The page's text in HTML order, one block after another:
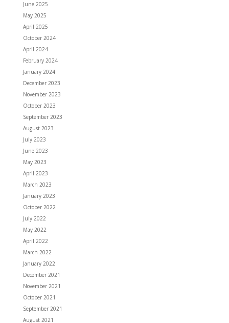
June 2025
May 2025
April 2025
October 2024
April 2024
February 2024
January 2024
December 2023
November 2023
October 2023
September 2023
August 2023
July 2023
June 2023
May 2023
April 2023
March 2023
January 2023
October 2022
July 2022
May 2022
April 2022
March 2022
January 2022
December 2021
November 2021
October 2021
September 2021
August 2021